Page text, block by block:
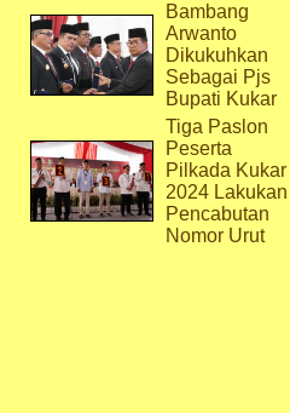
Bambang
Arwanto
Dikukuhkan
Sebagai Pjs
Bupati Kukar
Tiga Paslon
Peserta
Pilkada Kukar
2024 Lakukan
Pencabutan
Nomor Urut